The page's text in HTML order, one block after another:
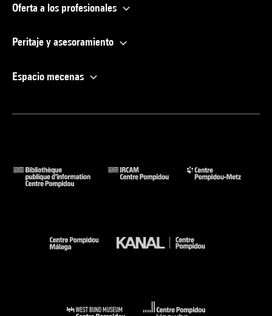
Oferta a los profesionales
Peritaje y asesoramiento
Espacio mecenas